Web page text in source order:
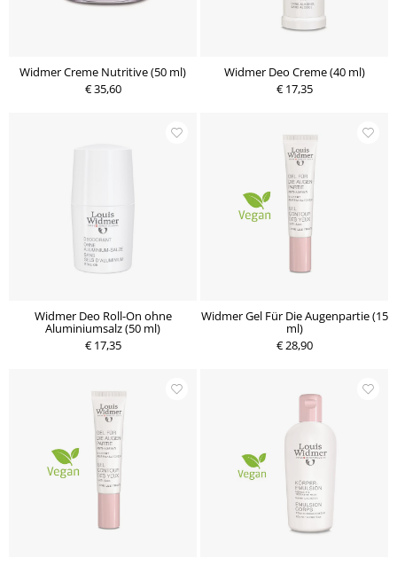
Widmer Creme Nutritive (50 ml)
€ 35,60
Widmer Deo Creme (40 ml)
€ 17,35
Widmer Deo Roll-On ohne
Aluminiumsalz (50 ml)
€ 17,35
Widmer Gel Für Die Augenpartie (15
ml)
€ 28,90